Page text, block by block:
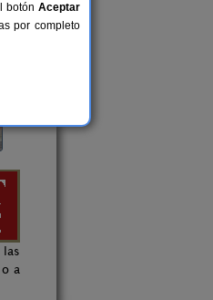
a
botón Aceptar
por completo